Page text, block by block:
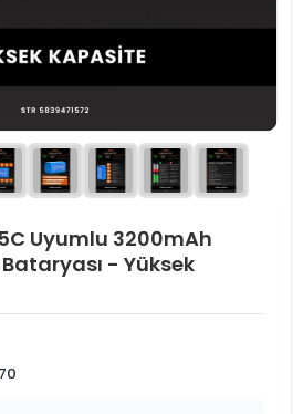
Uyumlu 3200mAh
- Yüksek